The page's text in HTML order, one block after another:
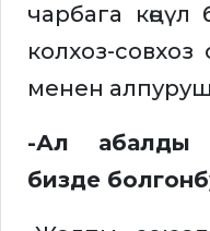
чарбага көңүл
колхоз-
менен
-Ал абалды
бизде